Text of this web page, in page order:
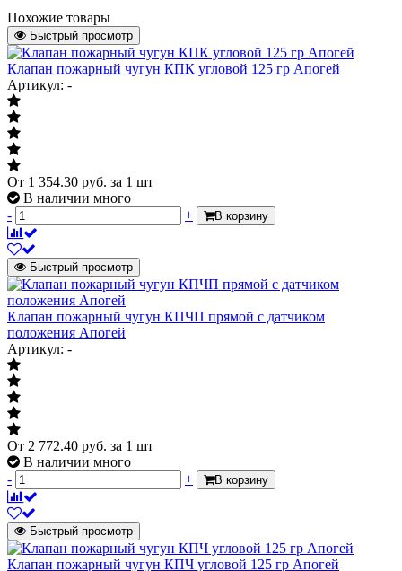
Страна происхождения
Диаметр
Ду 65
Давление
1,6 МПа
Тип присоединения
Похожие товары
Быстрый просмотр
Клапан пожарный чугун КПК угловой 125 гр Апогей
Артикул: -
От 1 354.30 руб. за 1 шт
В наличии много
-
+ В корзину
Быстрый просмотр
Клапан пожарный чугун КПЧП прямой с датчиком
положения Апогей
Артикул: -
От 2 772.40 руб. за 1 шт
В наличии много
-
+ В корзину
Быстрый просмотр
Клапан пожарный чугун КПЧ угловой 125 гр Апогей